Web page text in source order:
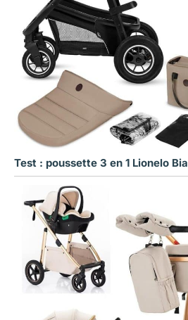
Test : poussette 3 en 1 Lionelo